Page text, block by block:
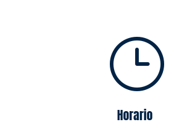
}
Horario